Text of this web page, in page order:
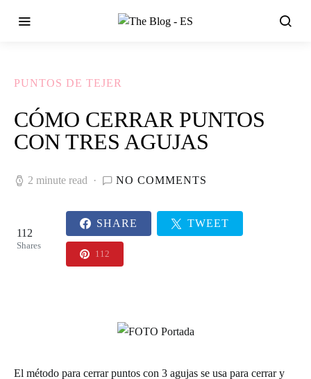
PUNTOS DE TEJER
CÓMO CERRAR PUNTOS
CON TRES AGUJAS
2 minute read NO COMMENTS
112
Shares
SHARE TWEET
112
El método para cerrar puntos con 3 agujas se usa para cerrar y